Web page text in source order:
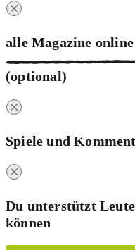
alle Magazine
(optional)
Spiele und
Du unterstützt
können